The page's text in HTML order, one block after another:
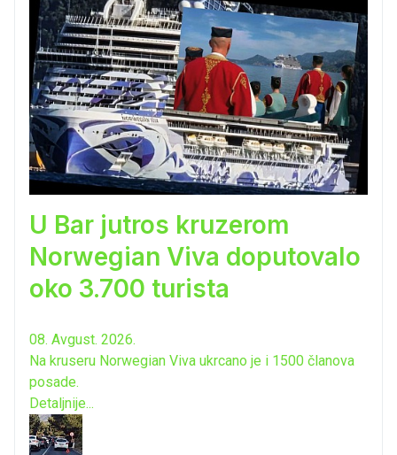
U Bar jutros kruzerom
Norwegian Viva doputovalo
oko 3.700 turista
08. Avgust. 2026.
Na kruseru Norwegian Viva ukrcano je i 1500 članova
posade.
Detaljnije...